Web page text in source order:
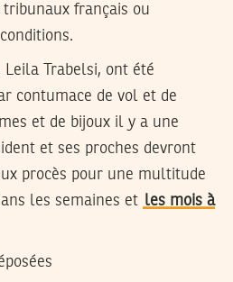
français ou
Leila Trabelsi, ont été
contumace de vol et de
et de bijoux il y a une
et ses proches devront
procès pour une multitude
les semaines et les mois à